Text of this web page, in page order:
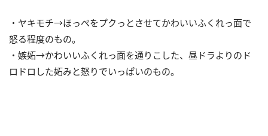
・ヤキモチ→ほっぺをプクっとさせてかわいいふくれっ面で
怒る程度のもの。
・嫉妬→かわいいふくれっ面を通りこした、昼ドラよりのド
ロドロした妬みと怒りでいっぱいのもの。